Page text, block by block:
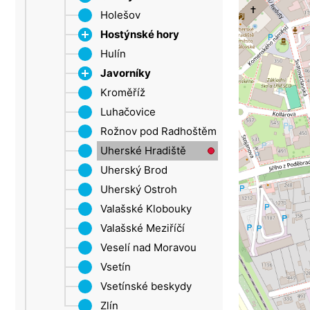
Šluknovský výběžek
Ústí nad Labem
Žatec
Roštín
Holešov
Hostýnské hory
Chvalčov
Rusava
Tesák
Trnava u Zlína
Troják
Hulín
Javorníky
Velké Karlovice
Kroměříž
Luhačovice
Rožnov pod Radhoštěm
Uherské Hradiště
Uherský Brod
Uherský Ostroh
Valašské Klobouky
Valašské Meziříčí
Veselí nad Moravou
Vsetín
Vsetínské beskydy
Zlín